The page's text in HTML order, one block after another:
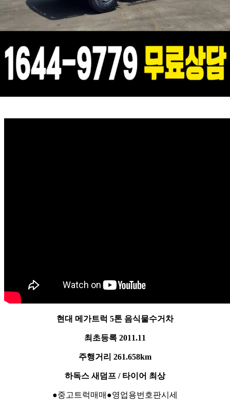
현대 메가트럭 5톤 음식물수거차
최초등록 2011.11
주행거리 261.658km
하독스 새덤프 / 타이어 최상
●중고트럭매매●영업용번호판시세